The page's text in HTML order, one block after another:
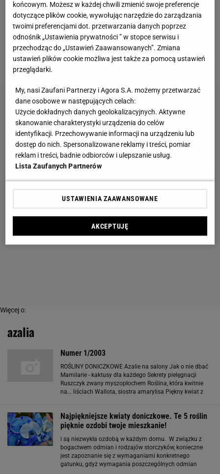
Te dywany są porządne jak za dawnych lato.
Piękne wzory, a ceny? Nawet mniej niż 50 zł
Przenośne klimatyzatory i wentylatory najlepsze
na upały. Są tanie i ciche, dobre do sypialni
Więcej o:
azalia
Numer 1/2003
ROŚLINY DONICZKOWE Azalie na salony Jak o nie dbać
Mamilarie - kaktusy dla każdego Sekrety pielęgnacji
Ruszczyk zwany myszopłochem Roślina, która kwitnie
na... liściach Wallota, siostra amarylisa Piękny kwiat z
Najpiękniejsze kwiaty doniczkowe. Te 5 roślin
pięknie ozdobi twoje mieszkanie!
i są niezwykła ozdobą w każdym domu. W związku z
bogactwem odmian i rodzajów storczyków, konieczne
jest zapoznanie się z wymaganiami konkretnego
gatunku, gdyż wymagania poszczególnych odmian
końcowym. Możesz w każdej chwili zmienić swoje preferencje
dotyczące plików cookie, wywołując narzędzie do zarządzania
twoimi preferencjami dot. przetwarzania danych poprzez
odnośnik „Ustawienia prywatności ” w stopce serwisu i
przechodząc do „Ustawień Zaawansowanych”. Zmiana
ustawień plików cookie możliwa jest także za pomocą ustawień
przeglądarki.
My, nasi Zaufani Partnerzy i Agora S.A. możemy przetwarzać
dane osobowe w następujących celach:
Użycie dokładnych danych geolokalizacyjnych. Aktywne
skanowanie charakterystyki urządzenia do celów
identyfikacji. Przechowywanie informacji na urządzeniu lub
dostęp do nich. Spersonalizowane reklamy i treści, pomiar
reklam i treści, badnie odbiorców i ulepszanie usług.
Lista Zaufanych Partnerów
USTAWIENIA ZAAWANSOWANE
AKCEPTUJĘ